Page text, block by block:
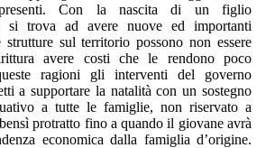
Con la nascita di un figlio
si trova ad avere nuove ed importanti
strutture sul territorio possono non essere
avere costi che le rendono poco
ragioni gli interventi del governo
a supportare la natalità con un sostegno
a tutte le famiglie, non riservato a
protratto fino a quando il giovane avrà
economica dalla famiglia d’origine.